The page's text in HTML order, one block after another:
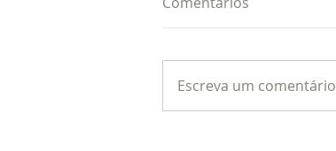
Escreva um comentário